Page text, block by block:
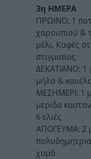
3η ΗΜΕΡΑ
ΠΡΩΙΝΟ: 1
χαρουπιού &
μέλι, Καφές
στιγμιαίος
ΔΕΚΑΤΙΑΝΟ: 1
μήλο &
ΜΕΣΗΜΕΡΙ: 1
μερίδα
6 ελιές
ΑΠΟΓΕΥΜΑ: 2
χυμό